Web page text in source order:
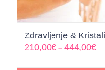
Zdravljenje & Kristali
210,00€– 444,00€